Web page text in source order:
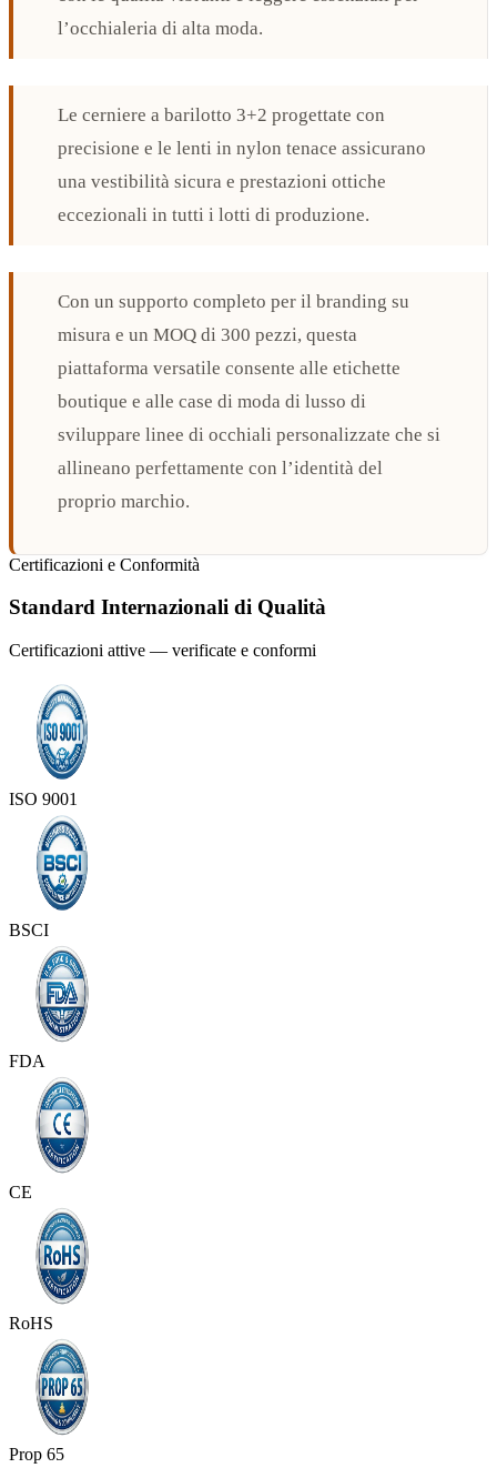
l’occhialeria di alta moda.
Le cerniere a barilotto 3+2 progettate con
precisione e le lenti in nylon tenace assicurano
una vestibilità sicura e prestazioni ottiche
eccezionali in tutti i lotti di produzione.
Con un supporto completo per il branding su
misura e un MOQ di 300 pezzi, questa
piattaforma versatile consente alle etichette
boutique e alle case di moda di lusso di
sviluppare linee di occhiali personalizzate che si
allineano perfettamente con l’identità del
proprio marchio.
Certificazioni e Conformità
Standard Internazionali di Qualità
Certificazioni attive — verificate e conformi
ISO 9001
BSCI
FDA
CE
RoHS
Prop 65